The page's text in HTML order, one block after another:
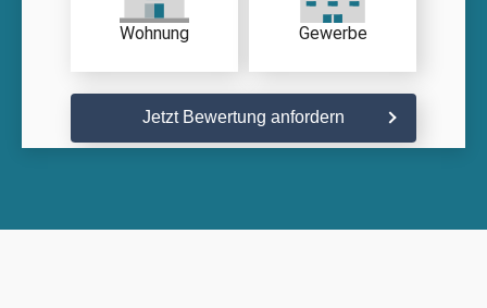
Wohnung Gewerbe
Jetzt Bewertung anfordern